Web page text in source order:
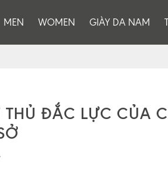
MEN WOMEN GIÀY DA NAM
THỦ ĐẮC LỰC CỦA